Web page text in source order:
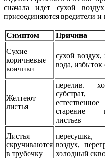
сначала идет сухой
присоединяются вредители и
Симптом Причина
Сухие
коричневые
кончики
сухой воздух,
вода, избыток
Желтеют
листья
перелив,
субстрат,
естественное
старение
листьев
Листья
скручиваются
в трубочку
пересушка,
воздух,
холодный